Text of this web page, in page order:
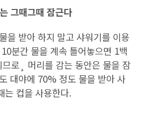
그때그때 잠근다
을 받아 하지 말고 샤워기를 이용
분간 물을 계속 틀어놓으면 1백
로¸ 머리를 감는 동안은 물을 잠
대야에 70% 정도 물을 받아 사
는 컵을 사용한다.